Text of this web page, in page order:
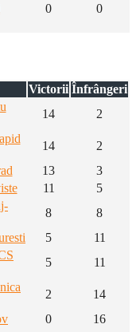
0
0
Victorii Înfrângeri
14 2
14
2
13
3
11
5
8
8
5
11
5 11
2
14
0
16